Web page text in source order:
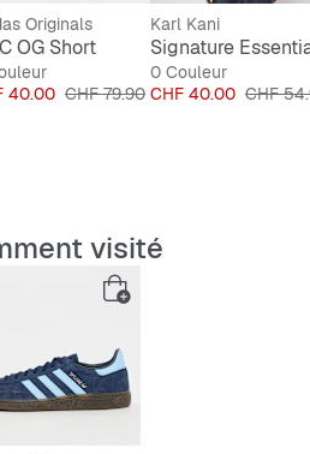
Originals
OG Short
40.00 Prix original
CHF 79.90
Karl Kani
0 Couleur
Prix
CHF 40.00 Prix
CHF
visité